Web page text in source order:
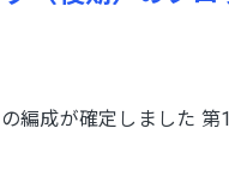
編成が確定しました 第